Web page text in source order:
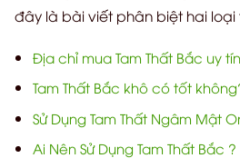
đây là bài viết phân biệt hai loại
Địa chỉ mua Tam Thất Bắc uy
Tam Thất Bắc khô có tốt
Sử Dụng Tam Thất Ngâm Mật
Ai Nên Sử Dụng Tam Thất Bắc ?